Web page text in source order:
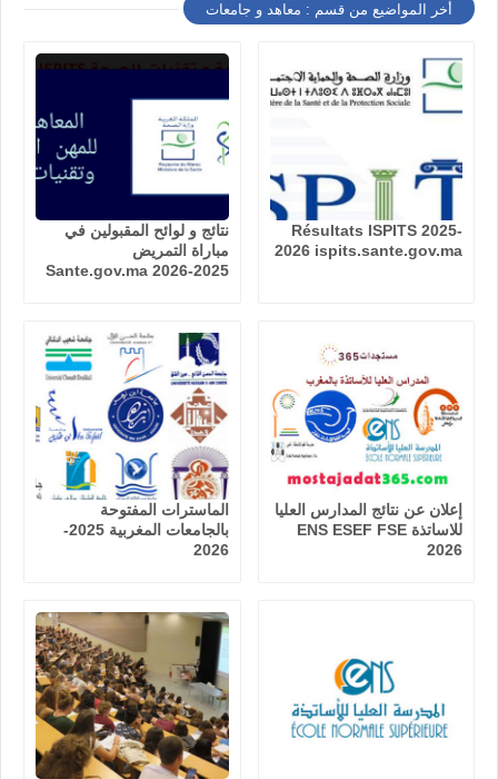
أخر المواضيع من قسم : معاهد و جامعات
Résultats ISPITS 2025-
2026 ispits.sante.gov.ma
نتائج و لوائح المقبولين في
مباراة التمريض
Sante.gov.ma 2026-2025
إعلان عن نتائج المدارس العليا
للاساتذة ENS ESEF FSE
2026
الماسترات المفتوحة
بالجامعات المغربية 2025-
2026